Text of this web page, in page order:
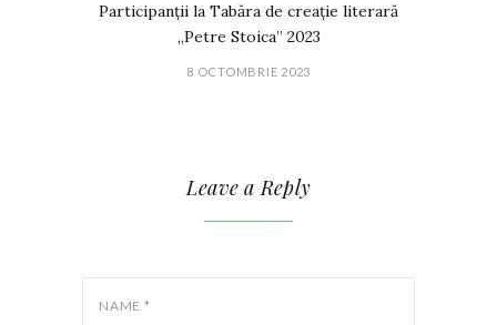
Participanții la Tabăra de creație literară
„Petre Stoica” 2023
8 OCTOMBRIE 2023
Leave a Reply
NAME *